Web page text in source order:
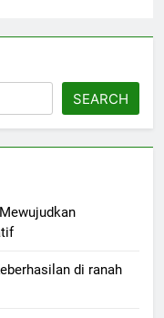
SEARCH
di ranah